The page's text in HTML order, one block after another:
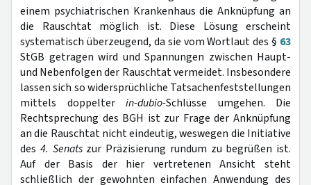
einem psychiatrischen Krankenhaus die Anknüpfung an
die Rauschtat möglich ist. Diese Lösung erscheint
systematisch überzeugend, da sie vom Wortlaut des § 63
StGB getragen wird und Spannungen zwischen Haupt-
und Nebenfolgen der Rauschtat vermeidet. Insbesondere
lassen sich so widersprüchliche Tatsachenfeststellungen
mittels doppelter in-dubio-Schlüsse umgehen. Die
Rechtsprechung des BGH ist zur Frage der Anknüpfung
an die Rauschtat nicht eindeutig, weswegen die Initiative
des 4. Senatszur Präzisierung rundum zu begrüßen ist.
Auf der Basis der hier vertretenen Ansicht steht
schließlich der gewohnten einfachen Anwendung des